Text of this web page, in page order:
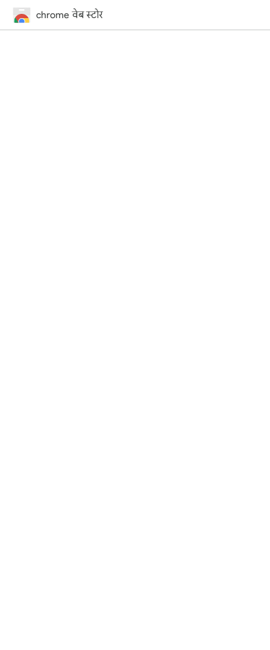
chrome वेब स्टोर